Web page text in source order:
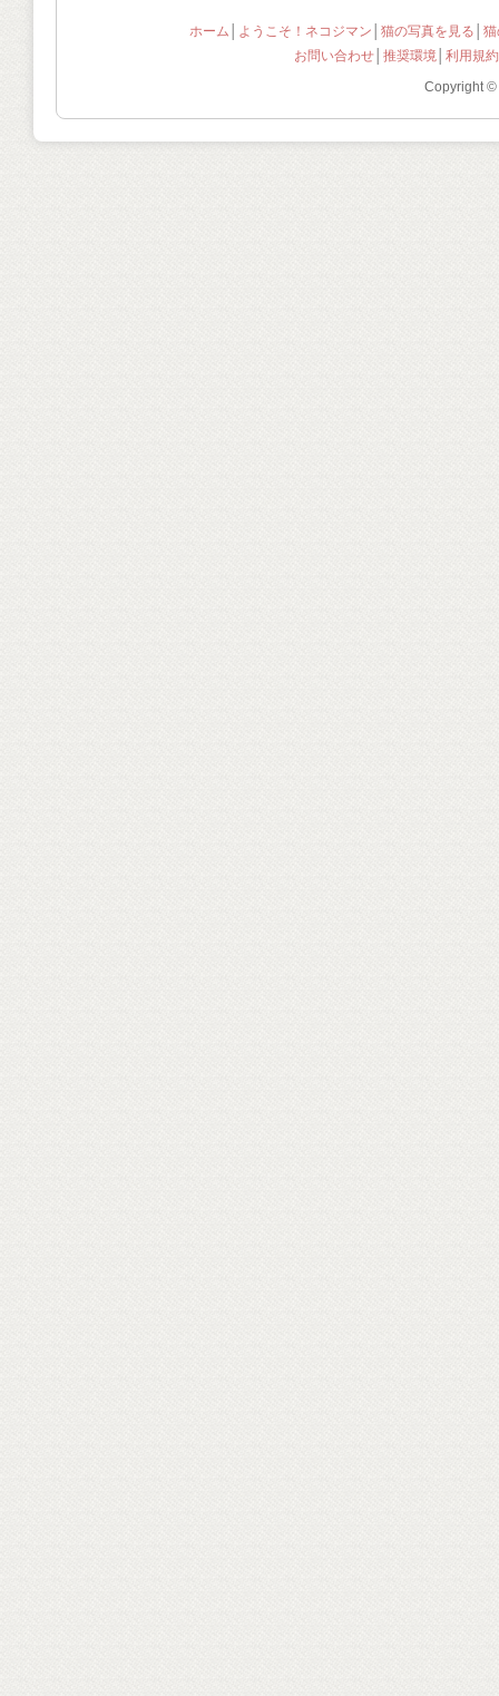
ホーム ようこそ！ネコジマン │猫の写真を見る │
お問い合わせ 推奨環境
利用規約
Copyright ©